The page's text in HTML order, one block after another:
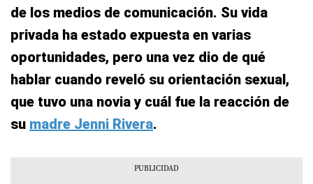
de los medios de comunicación. Su vida
privada ha estado expuesta en varias
oportunidades, pero una vez dio de qué
hablar cuando reveló su orientación sexual,
que tuvo una novia y cuál fue la reacción de
su madre Jenni Rivera.